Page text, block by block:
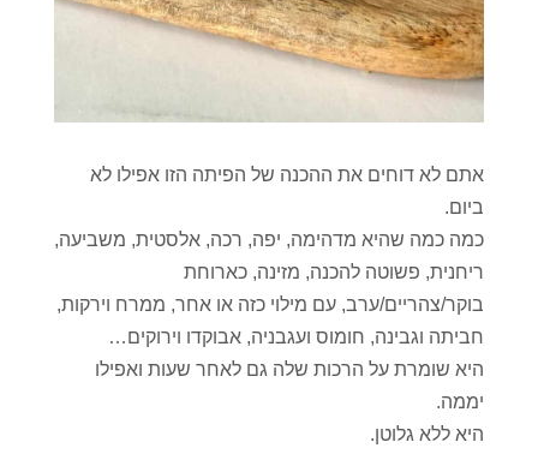
אתם לא דוחים את ההכנה של הפיתה הזו אפילו לא
ביום.
כמה כמה שהיא מדהימה, יפה, רכה, אלסטית, משביעה,
ריחנית, פשוטה להכנה, מזינה, כארוחת
בוקר/צהריים/ערב, עם מילוי כזה או אחר, ממרח וירקות,
חביתה וגבינה, חומוס ועגבניה, אבוקדו וירוקים…
היא שומרת על הרכות שלה גם לאחר שעות ואפילו
יממה.
היא ללא גלוטן.